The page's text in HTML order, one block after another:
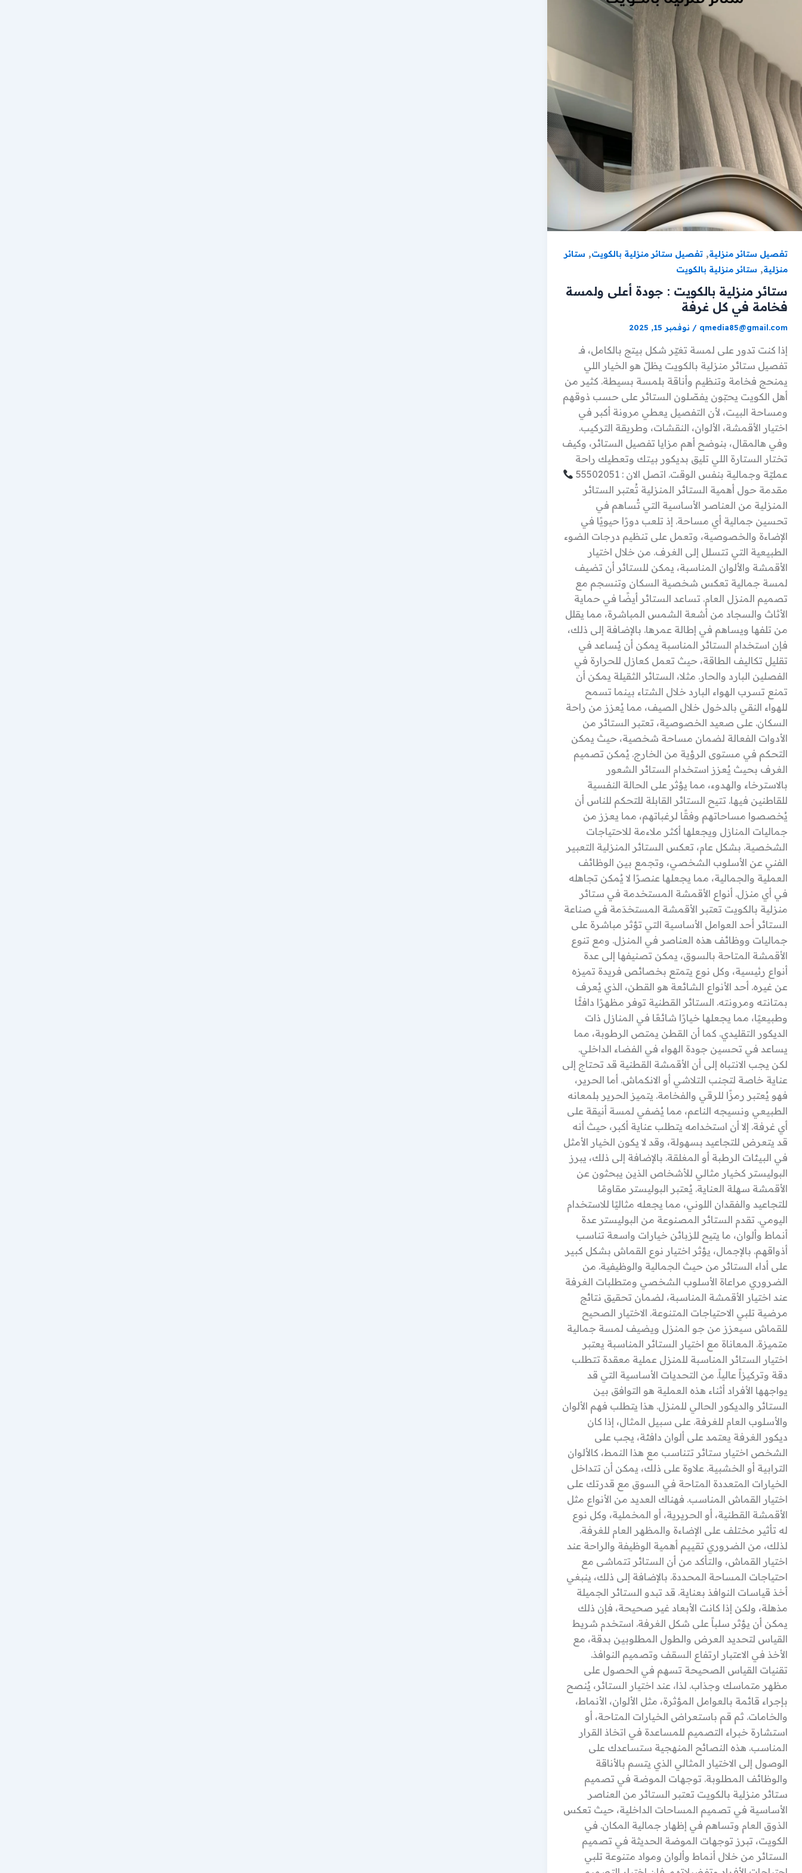
تفصيل ستائر منزلية, تفصيل ستائر منزلية بالكويت, ستائر
منزلية, ستائر منزلية بالكويت
ستائر منزلية بالكويت : جودة أعلى ولمسة
فخامة في كل غرفة
qmedia85@gmail.com
/ نوفمبر 15, 2025
إذا كنت تدور على لمسة تغيّر شكل بيتج بالكامل، فـ
تفصيل ستائر منزلية بالكويت يظلّ هو الخيار اللي
يمنحج فخامة وتنظيم وأناقة بلمسة بسيطة. كثير من
أهل الكويت يحبّون يفصّلون الستائر على حسب ذوقهم
ومساحة البيت، لأن التفصيل يعطي مرونة أكبر في
اختيار الأقمشة، الألوان، النقشات، وطريقة التركيب.
وفي هالمقال، بنوضح أهم مزايا تفصيل الستائر، وكيف
تختار الستارة اللي تليق بديكور بيتك وتعطيك راحة
عمليّة وجمالية بنفس الوقت. اتصل الان : 55502051
مقدمة حول أهمية الستائر المنزلية تُعتبر الستائر
المنزلية من العناصر الأساسية التي تُساهم في
تحسين جمالية أي مساحة. إذ تلعب دورًا حيويًا في
الإضاءة والخصوصية، وتعمل على تنظيم درجات الضوء
الطبيعية التي تتسلل إلى الغرف. من خلال اختيار
الأقمشة والألوان المناسبة، يمكن للستائر أن تضيف
لمسة جمالية تعكس شخصية السكان وتنسجم مع
تصميم المنزل العام. تساعد الستائر أيضًا في حماية
الأثاث والسجاد من أشعة الشمس المباشرة، مما يقلل
من تلفها ويساهم في إطالة عمرها. بالإضافة إلى ذلك،
فإن استخدام الستائر المناسبة يمكن أن يُساعد في
تقليل تكاليف الطاقة، حيث تعمل كعازل للحرارة في
الفصلين البارد والحار. مثلا، الستائر الثقيلة يمكن أن
تمنع تسرب الهواء البارد خلال الشتاء بينما تسمح
للهواء النقي بالدخول خلال الصيف، مما يُعزز من راحة
السكان. على صعيد الخصوصية، تعتبر الستائر من
الأدوات الفعالة لضمان مساحة شخصية، حيث يمكن
التحكم في مستوى الرؤية من الخارج. يُمكن تصميم
الغرف بحيث يُعزز استخدام الستائر الشعور
بالاسترخاء والهدوء، مما يؤثر على الحالة النفسية
للقاطنين فيها. تتيح الستائر القابلة للتحكم للناس أن
يُخصصوا مساحاتهم وفقًا لرغباتهم، مما يعزز من
جماليات المنازل ويجعلها أكثر ملاءمة للاحتياجات
الشخصية. بشكل عام، تعكس الستائر المنزلية التعبير
الفني عن الأسلوب الشخصي، وتجمع بين الوظائف
العملية والجمالية، مما يجعلها عنصرًا لا يُمكن تجاهله
في أي منزل. أنواع الأقمشة المستخدمة في ستائر
منزلية بالكويت تعتبر الأقمشة المستخدَمة في صناعة
الستائر أحد العوامل الأساسية التي تؤثر مباشرة على
جماليات ووظائف هذه العناصر في المنزل. ومع تنوع
الأقمشة المتاحة بالسوق، يمكن تصنيفها إلى عدة
أنواع رئيسية، وكل نوع يتمتع بخصائص فريدة تميزه
عن غيره. أحد الأنواع الشائعة هو القطن، الذي يُعرف
بمتانته ومرونته. الستائر القطنية توفر مظهرًا دافئًا
وطبيعيًا، مما يجعلها خيارًا شائعًا في المنازل ذات
الديكور التقليدي. كما أن القطن يمتص الرطوبة، مما
يساعد في تحسين جودة الهواء في الفضاء الداخلي.
لكن يجب الانتباه إلى أن الأقمشة القطنية قد تحتاج إلى
عناية خاصة لتجنب التلاشي أو الانكماش. أما الحرير،
فهو يُعتبر رمزًا للرقي والفخامة. يتميز الحرير بلمعانه
الطبيعي ونسيجه الناعم، مما يُضفي لمسة أنيقة على
أي غرفة. إلا أن استخدامه يتطلب عناية أكبر، حيث أنه
قد يتعرض للتجاعيد بسهولة، وقد لا يكون الخيار الأمثل
في البيئات الرطبة أو المغلقة. بالإضافة إلى ذلك، يبرز
البوليستر كخيار مثالي للأشخاص الذين يبحثون عن
الأقمشة سهلة العناية. يُعتبر البوليستر مقاومًا
للتجاعيد والفقدان اللوني، مما يجعله مثاليًا للاستخدام
اليومي. تقدم الستائر المصنوعة من البوليستر عدة
أنماط وألوان، ما يتيح للزبائن خيارات واسعة تناسب
أذواقهم. بالإجمال، يؤثر اختيار نوع القماش بشكل كبير
على أداء الستائر من حيث الجمالية والوظيفية. من
الضروري مراعاة الأسلوب الشخصي ومتطلبات الغرفة
عند اختيار الأقمشة المناسبة، لضمان تحقيق نتائج
مرضية تلبي الاحتياجات المتنوعة. الاختيار الصحيح
للقماش سيعزز من جو المنزل ويضيف لمسة جمالية
متميزة. المعاناة مع اختيار الستائر المناسبة يعتبر
اختيار الستائر المناسبة للمنزل عملية معقدة تتطلب
دقة وتركيزاً عالياً. من التحديات الأساسية التي قد
يواجهها الأفراد أثناء هذه العملية هو التوافق بين
الستائر والديكور الحالي للمنزل. هذا يتطلب فهم الألوان
والأسلوب العام للغرفة. على سبيل المثال، إذا كان
ديكور الغرفة يعتمد على ألوان دافئة، يجب على
الشخص اختيار ستائر تتناسب مع هذا النمط، كالألوان
الترابية أو الخشبية. علاوة على ذلك، يمكن أن تتداخل
الخيارات المتعددة المتاحة في السوق مع قدرتك على
اختيار القماش المناسب. فهناك العديد من الأنواع مثل
الأقمشة القطنية، أو الحريرية، أو المخملية، وكل نوع
له تأثير مختلف على الإضاءة والمظهر العام للغرفة.
لذلك، من الضروري تقييم أهمية الوظيفة والراحة عند
اختيار القماش، والتأكد من أن الستائر تتماشى مع
احتياجات المساحة المحددة. بالإضافة إلى ذلك، ينبغي
أخذ قياسات النوافذ بعناية. قد تبدو الستائر الجميلة
مذهلة، ولكن إذا كانت الأبعاد غير صحيحة، فإن ذلك
يمكن أن يؤثر سلباً على شكل الغرفة. استخدم شريط
القياس لتحديد العرض والطول المطلوبين بدقة، مع
الأخذ في الاعتبار ارتفاع السقف وتصميم النوافذ.
تقنيات القياس الصحيحة تسهم في الحصول على
مظهر متماسك وجذاب. لذا، عند اختيار الستائر، يُنصح
بإجراء قائمة بالعوامل المؤثرة، مثل الألوان، الأنماط،
والخامات. ثم قم باستعراض الخيارات المتاحة، أو
استشارة خبراء التصميم للمساعدة في اتخاذ القرار
المناسب. هذه النصائح المنهجية ستساعدك على
الوصول إلى الاختيار المثالي الذي يتسم بالأناقة
والوظائف المطلوبة. توجهات الموضة في تصميم
ستائر منزلية بالكويت تعتبر الستائر من العناصر
الأساسية في تصميم المساحات الداخلية، حيث تعكس
الذوق العام وتساهم في إظهار جمالية المكان. في
الكويت، تبرز توجهات الموضة الحديثة في تصميم
الستائر من خلال أنماط وألوان ومواد متنوعة تلبي